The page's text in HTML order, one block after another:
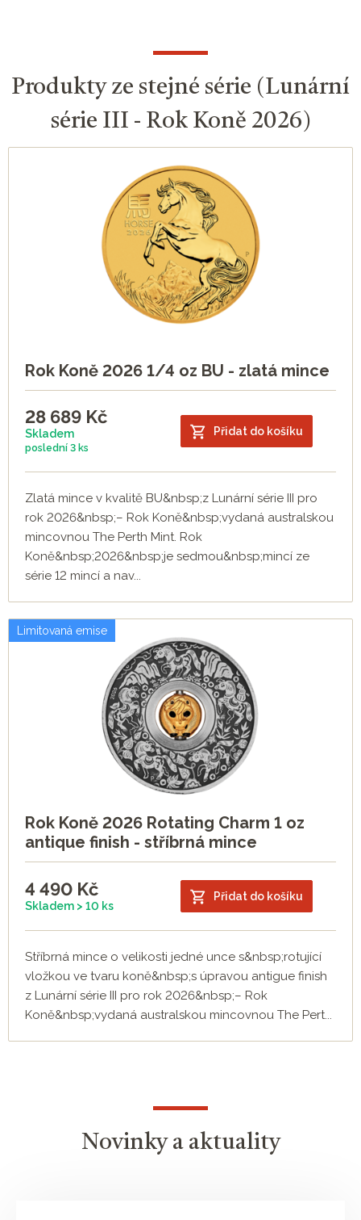
Produkty ze stejné série (Lunární
série III - Rok Koně 2026)
Rok Koně 2026 1/4 oz BU - zlatá mince
28 689 Kč
Skladem
poslední 3 ks
Přidat do košíku
Zlatá mince v kvalitě BU&nbsp;z Lunární série III pro
rok 2026&nbsp;– Rok Koně&nbsp;vydaná australskou
mincovnou The Perth Mint. Rok
Koně&nbsp;2026&nbsp;je sedmou&nbsp;mincí ze
série 12 mincí a nav...
Limitovaná emise
Rok Koně 2026 Rotating Charm 1 oz
antique finish - stříbrná mince
4 490 Kč
Skladem > 10 ks
Přidat do košíku
Stříbrná mince o velikosti jedné unce s&nbsp;rotující
vložkou ve tvaru koně&nbsp;s úpravou antigue finish
z Lunární série III pro rok 2026&nbsp;– Rok
Koně&nbsp;vydaná australskou mincovnou The Pert...
Novinky a aktuality